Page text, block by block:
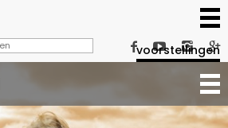
   
voorstellingen